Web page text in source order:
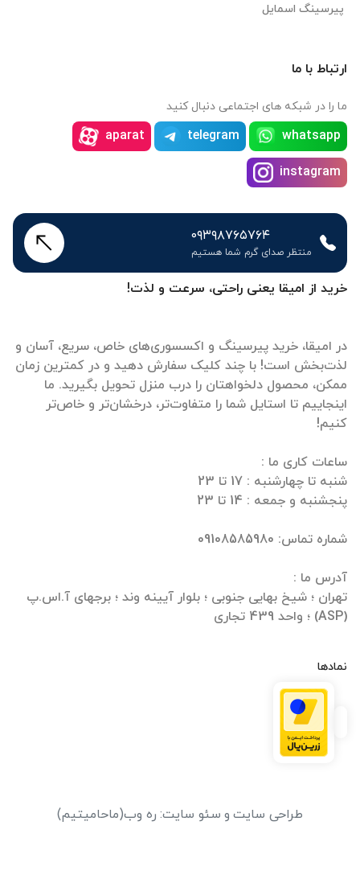
خرید از امیقا یعنی راحتی، سرعت و لذت!
در امیقا، خرید پیرسینگ و اکسسوری‌های خاص، سریع، آسان و
لذت‌بخش است! با چند کلیک سفارش دهید و در کمترین زمان
ممکن، محصول دلخواهتان را درب منزل تحویل بگیرید. ما
اینجاییم تا استایل شما را متفاوت‌تر، درخشان‌تر و خاص‌تر
تهران ؛ شیخ بهایی جنوبی ؛ بلوار آیینه وند ؛ برجهای آ.اس.پ
(ASP) ؛ واحد 439 تجاری
نمادها
پیرسینگ اسمایل
ارتباط با ما
ما را در شبکه های اجتماعی دنبال کنید
whatsapp
telegram
aparat
instagram
۰۹۳۹۸۷۶۵۷۶۴
منتظر صدای گرم شما هستیم
طراحی سایت و سئو سایت: ره وب(ماحامیتیم)